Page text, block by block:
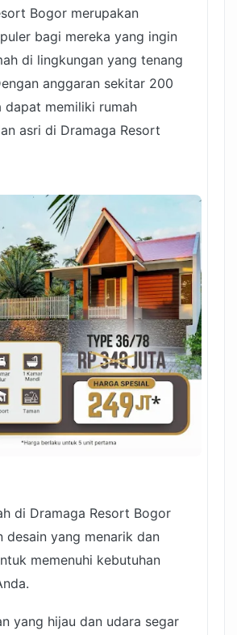
Bogor merupakan
bagi mereka yang ingin
di lingkungan yang tenang
anggaran sekitar 200
dapat memiliki rumah
asri di Dramaga Resort
di Dramaga Resort Bogor
desain yang menarik dan
memenuhi kebutuhan
yang hijau dan udara segar